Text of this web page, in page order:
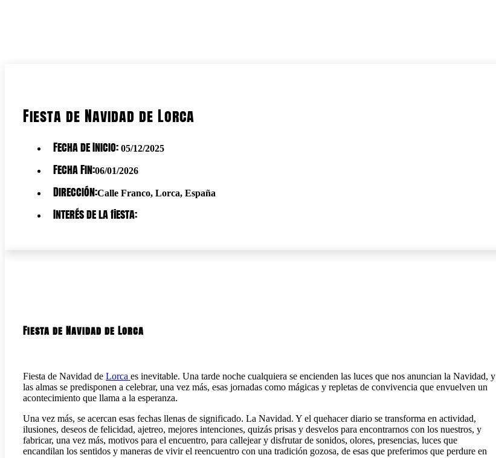
Fiesta de Navidad de Lorca
Fecha de Inicio: 05/12/2025
Fecha Fin:06/01/2026
Dirección:Calle Franco, Lorca, España
Interés de la fiesta:
Fiesta de Navidad de Lorca
Fiesta de Navidad de Lorca es inevitable. Una tarde noche cualquiera se encienden las luces que nos anuncian la Navidad, y
las almas se predisponen a celebrar, una vez más, esas jornadas como mágicas y repletas de convivencia que envuelven un
acontecimiento que llama a la esperanza.
Una vez más, se acercan esas fechas llenas de significado. La Navidad. Y el quehacer diario se transforma en actividad,
ilusiones, deseos de felicidad, ajetreo, mejores intenciones, quizás prisas y desvelos para encontrarnos con los nuestros, y
fabricar, una vez más, motivos para el encuentro, para callejear y disfrutar de sonidos, olores, presencias, luces que
encandilan los sentidos y maneras de vivir el reencuentro con una tradición gozosa, de esas que preferimos que perdure en